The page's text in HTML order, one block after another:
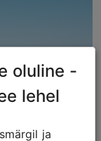
oluline -
lehel
ja